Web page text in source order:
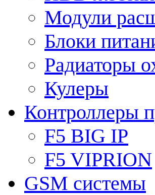
Модули
Блоки
Радиаторы
Кулеры
Контроллеры
F5 BIG IP
F5 VIPRION
GSM системы